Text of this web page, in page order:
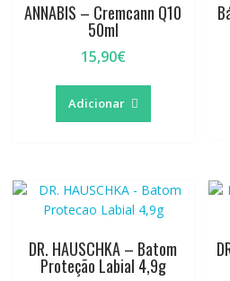
ANNABIS – Cremcann Q10
50ml
15,90€
Adicionar
DR. HAUSCHKA – Batom
Proteção Labial 4,9g